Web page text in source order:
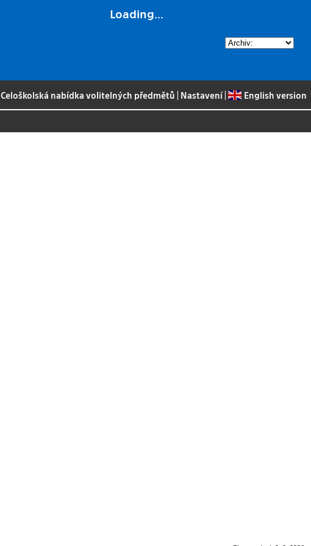
Loading...
|Celoškolská nabídka volitelných předmětů Nastavení| English version